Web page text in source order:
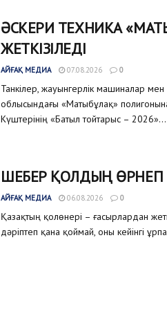
ӘСКЕРИ ТЕХНИКА
ЖЕТКІЗІЛЕДІ
АЙҒАҚ МЕДИА 07.08.2026 0
Танкілер, жауынгерлік машиналар
облысындағы «Матыбұлақ»
Күштерінің «Батыл тойтарыс – 2026»...
ШЕБЕР ҚОЛДЫҢ ӨРНЕГІ
АЙҒАҚ МЕДИА 06.08.2026 0
Қазақтың қолөнері – ғасырлардан
дәріптеп қана қоймай, оны кейінгі